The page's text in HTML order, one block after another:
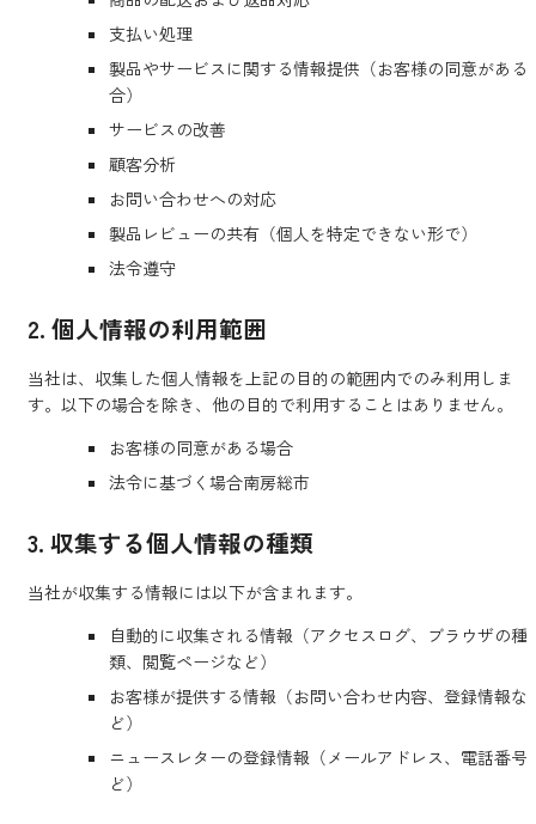
支払い処理
製品やサービスに関する情報提供（お客様の同意がある
合）
サービスの改善
顧客分析
お問い合わせへの対応
製品レビューの共有（個人を特定できない形で）
法令遵守
2. 個人情報の利用範囲
当社は、収集した個人情報を上記の目的の範囲内でのみ利用しま
す。以下の場合を除き、他の目的で利用することはありません。
お客様の同意がある場合
法令に基づく場合南房総市
3. 収集する個人情報の種類
当社が収集する情報には以下が含まれます。
自動的に収集される情報（アクセスログ、ブラウザの種
類、閲覧ページなど）
お客様が提供する情報（お問い合わせ内容、登録情報な
ど）
ニュースレターの登録情報（メールアドレス、電話番号
ど）